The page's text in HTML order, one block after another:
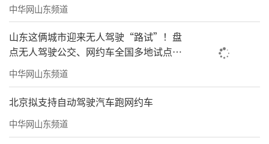
中华网山东频道
山东这俩城市迎来无人驾驶“路试”！盘
点无人驾驶公交、网约车全国多地试点之
路
中华网山东频道
北京拟支持自动驾驶汽车跑网约车
中华网山东频道